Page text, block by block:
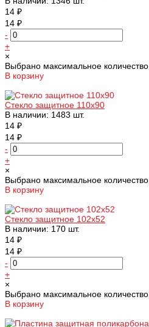
14 ₽
14 ₽
-
+
×
Выбрано максимальное
В корзину
Стекло защитное 110х90
В наличии: 1483 шт.
14 ₽
14 ₽
-
+
×
Выбрано максимальное
В корзину
Стекло защитное 102х52
В наличии: 170 шт.
14 ₽
14 ₽
-
+
×
Выбрано максимальное
В корзину